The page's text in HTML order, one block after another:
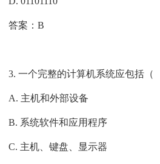
答案：B
3. 一个完整的计算机系统应包
A. 主机和外部设备
B. 系统软件和应用程序
C. 主机、键盘、显示器